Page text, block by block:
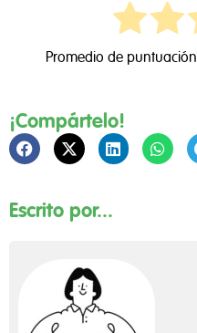
Promedio de puntuación
¡Compártelo!
Escrito por...